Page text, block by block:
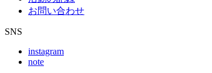
お問い合わせ
SNS
instagram
note